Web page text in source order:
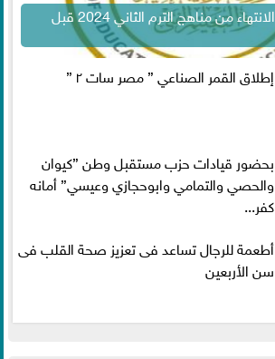
التعليم تشدد على الانتهاء من مناهج الترم الثاني 2024 قبل
إطلاق القمر الصناعي ” مصر سات ٢ ”
بحضور قيادات حزب مستقبل وطن ”كيوان
والحصي والتمامي وابوحجازي وعيسي” أمانه
كفر...
أطعمة للرجال تساعد فى تعزيز صحة القلب فى
سن الأربعين